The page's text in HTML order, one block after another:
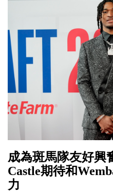
成為斑馬隊友好興
Castle期待和
力